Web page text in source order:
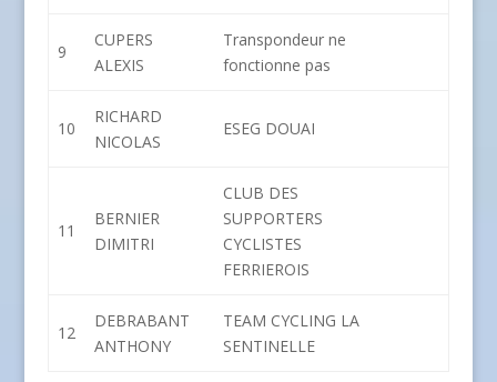
9
CUPERS
ALEXIS
Transpondeur ne
fonctionne pas
10
RICHARD
NICOLAS
ESEG DOUAI
11
BERNIER
DIMITRI
CLUB DES
SUPPORTERS
CYCLISTES
FERRIEROIS
12
DEBRABANT
ANTHONY
TEAM CYCLING LA
SENTINELLE